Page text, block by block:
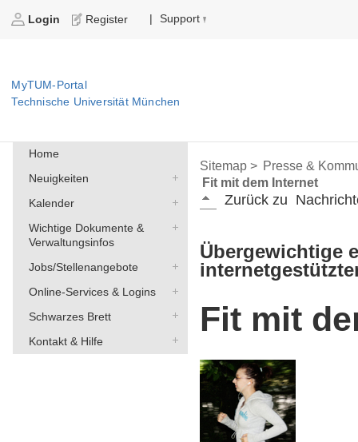
Login Register | Support
MyTUM-Portal
Technische Universität München
Home
Neuigkeiten
Kalender
Wichtige Dokumente &
Verwaltungsinfos
Jobs/Stellenangebote
Online-Services & Logins
Schwarzes Brett
Kontakt & Hilfe
Sitemap > Presse &
Fit mit dem Internet
Zurück zu
Übergewichtige
Fit mit